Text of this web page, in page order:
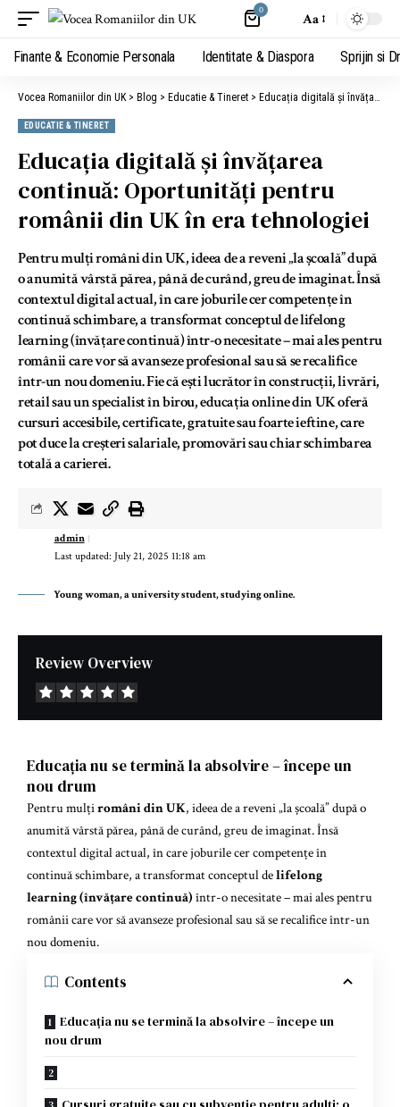
0 Aa
Finante & Economie Personala Identitate & Diaspora Sprijin si
Vocea Romaniilor din UK> Blog > Educatie & Tineret > Educația digitală și învățarea continuă: Oportunități pentru românii din UK în era tehnologiei
EDUCATIE & TINERET
Educația digitală și învățarea
continuă: Oportunități pentru
românii din UK în era tehnologiei
Pentru mulți români din UK, ideea de a reveni „la școală” după
o anumită vârstă părea, până de curând, greu de imaginat. Însă
contextul digital actual, în care joburile cer competențe în
continuă schimbare, a transformat conceptul de lifelong
learning (învățare continuă) într-o necesitate – mai ales pentru
românii care vor să avanseze profesional sau să se recalifice
într-un nou domeniu. Fie că ești lucrător în construcții, livrări,
retail sau un specialist în birou, educația online din UK oferă
cursuri accesibile, certificate, gratuite sau foarte ieftine, care
pot duce la creșteri salariale, promovări sau chiar schimbarea
totală a carierei.
Last updated: July 21, 2025 11:18 am
admin
Young woman, a university student, studying online.
Review Overview
Educația nu se termină la absolvire – începe un
nou drum
Pentru mulțiromâni din UK, ideea de a reveni „la școală” după o
anumită vârstă părea, până de curând, greu de imaginat. Însă
contextul digital actual, în care joburile cer competențe în
continuă schimbare, a transformat conceptul delifelong
learning (învățare continuă) într-o necesitate – mai ales pentru
românii care vor să avanseze profesional sau să se recalifice într-un
nou domeniu.
Contents
Educația nu se termină la absolvire – începe un
nou drum